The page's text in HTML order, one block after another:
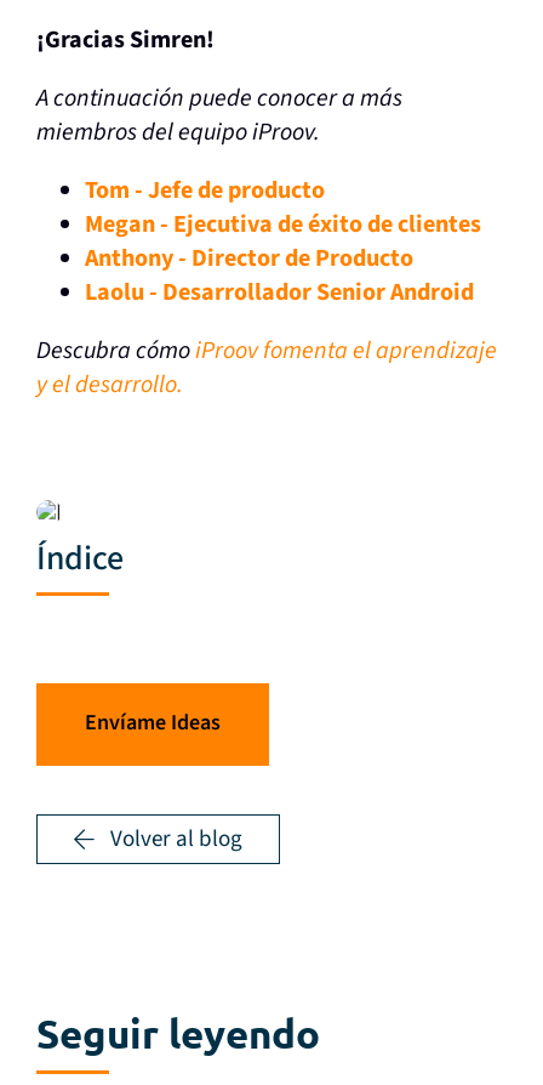
¡Gracias Simren!
A continuación puede conocer a más
miembros del equipo iProov.
Tom - Jefe de producto
Megan - Ejecutiva de éxito de clientes
Anthony - Director de Producto
Laolu - Desarrollador Senior Android
Descubra cómoiProov fomenta el aprendizaje
y el desarrollo.
Índice
Envíame Ideas
Volver al blog
Seguir leyendo